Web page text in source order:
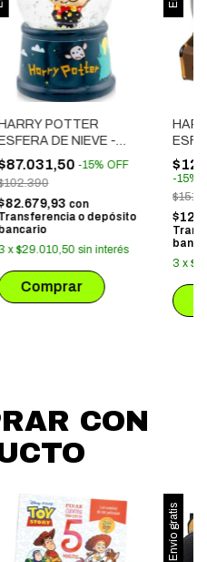
HARRY POTTER
ESFERA DE NIEVE -
HARRY POTTER CON
LUZ
-15% OFF
con
o depósito
bancario
x$29.010,50 sin interés
-15%
3 x
CON
Envío gratis